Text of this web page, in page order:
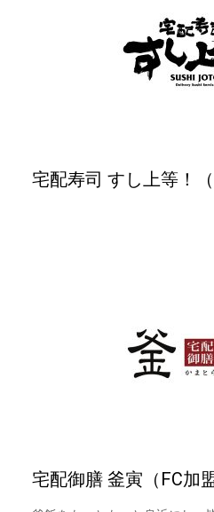
宅配寿司 すし上等！（
宅配御膳 釜寅（FC加盟